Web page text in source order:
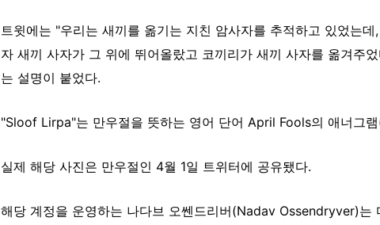
트윗에는 "우리는 새끼를 옮기는 지친 암사자를 추적하고 있었는
자 새끼 사자가 그 위에 뛰어올랐고 코끼리가 새끼 사자를 옮겨
는 설명이 붙었다.
"Sloof Lirpa"는 만우절을 뜻하는 영어 단어 April Fools의 애너그
실제 해당 사진은 만우절인 4월 1일 트위터에 공유됐다.
해당 계정을 운영하는 나다브 오쎈드리버(Nadav Ossendryver)는